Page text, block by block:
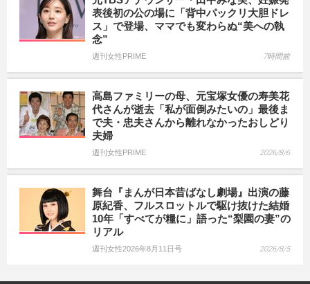
表後初の公の場に「背中パックリ大胆ドレ
ス」で登場、ママでも変わらぬ“美への執
念”
週刊女性PRIME 7時間前
高島ファミリーの母、元宝塚女優の寿美花
代さんが逝去「私が面倒みたいの」最後ま
で夫・忠夫さんから離れなかったおしどり
夫婦
週刊女性PRIME 2026/8/6
舞台『まんが日本昔ばなし劇場』出演の藤
原紀香、フルスロットルで駆け抜けた結婚
10年「すべてが糧に」語った“梨園の妻”の
リアル
週刊女性2026年8月11日号 2026/8/5